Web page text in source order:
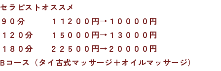
セラピストオススメ
９０分 １１２００円→１００００円
１２０分 １５０００円→１３０００円
１８０分 ２２５００円→２００００円
Bコース（タイ古式マッサージ＋オイルマッサージ）